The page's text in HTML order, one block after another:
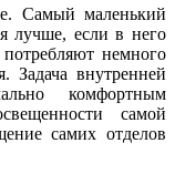
Самый маленький
лучше, если в него
немного
Задача внутренней
комфортным
самой
самих отделов